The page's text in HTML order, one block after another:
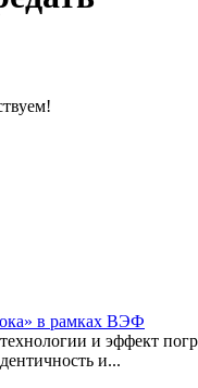
в рамках ВЭФ
и эффект
и...